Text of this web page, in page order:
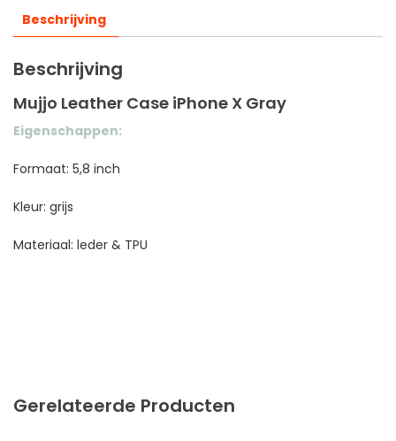
Beschrijving
Beschrijving
Mujjo Leather Case iPhone X Gray
Eigenschappen:
Formaat: 5,8 inch
Kleur: grijs
Materiaal: leder & TPU
Gerelateerde Producten